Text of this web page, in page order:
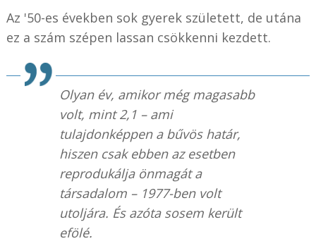
Az '50-es években sok gyerek született, de utána
ez a szám szépen lassan csökkenni kezdett.
Olyan év, amikor még magasabb
volt, mint 2,1 – ami
tulajdonképpen a bűvös határ,
hiszen csak ebben az esetben
reprodukálja önmagát a
társadalom – 1977-ben volt
utoljára. És azóta sosem került
efölé.